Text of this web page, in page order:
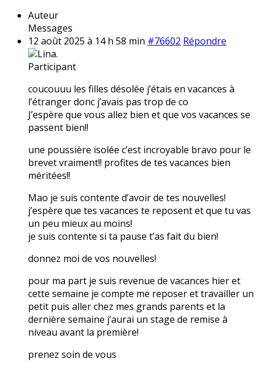
Auteur
Messages
12 août 2025 à 14 h 58 min #76602 Répondre
Lina.
Participant
coucouuu les filles désolée j’étais en vacances à
l’étranger donc j’avais pas trop de co
J’espère que vous allez bien et que vos vacances se
passent bien!!
une poussière isolée c’est incroyable bravo pour le
brevet vraiment!! profites de tes vacances bien
méritées!!
Mao je suis contente d’avoir de tes nouvelles!
j’espère que tes vacances te reposent et que tu vas
un peu mieux au moins!
je suis contente si ta pause t’as fait du bien!
donnez moi de vos nouvelles!
pour ma part je suis revenue de vacances hier et
cette semaine je compte me reposer et travailler un
petit puis aller chez mes grands parents et la
dernière semaine j’aurai un stage de remise à
niveau avant la première!
prenez soin de vous